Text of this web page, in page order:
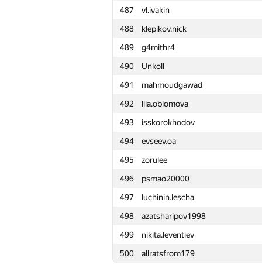
487
vl.ivakin
488
klepikov.nick
489
g4mithr4
490
Unkoll
491
mahmoudgawad
492
lila.oblomova
493
isskorokhodov
494
evseev.oa
495
zorulee
496
psmao20000
497
luchinin.lescha
498
azatsharipov1998
499
nikita.leventiev
500
allratsfrom179
464
toshkaakafable
465
grphil
466
danil.sheshenya
467
Niyaz Nigmatullin
468
plab0n
469
irina.ogneva.sarov
470
Артём Слёзкин
471
percywtc
472
AVictor2007
473
darlam
474
podzyuban
475
vangogih
476
aquarius-51
477
Андрей Плосконосов